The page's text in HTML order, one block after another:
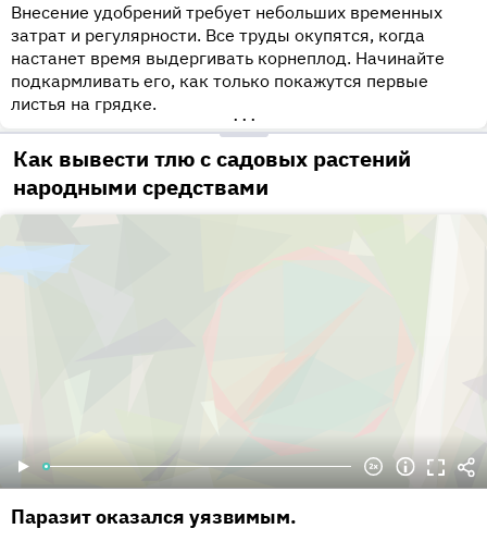
Внесение удобрений требует небольших временных
затрат и регулярности. Все труды окупятся, когда
настанет время выдергивать корнеплод. Начинайте
подкармливать его, как только покажутся первые
листья на грядке.
•••
Как вывести тлю с садовых растений
народными средствами
Паразит оказался уязвимым.